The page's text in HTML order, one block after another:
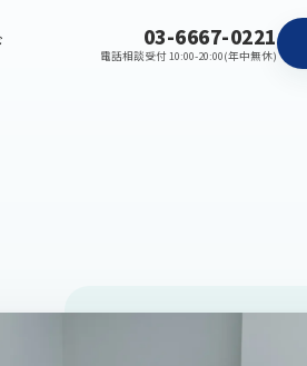
03-6667-0221
電話相談受付 10:00-20:00(年中無休)